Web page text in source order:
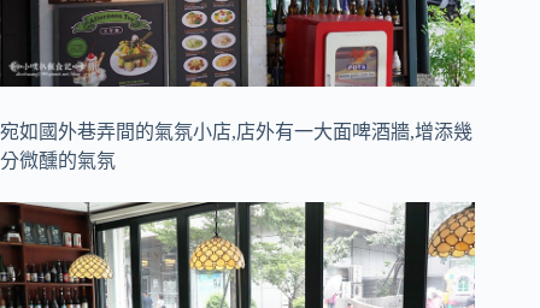
宛如國外巷弄間的氣氛小店,店外有一大面啤酒牆,增添幾
分微醺的氣氛